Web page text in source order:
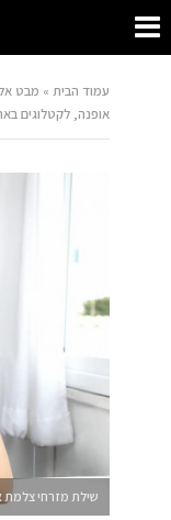
עמוד הבית » מבט
אופנה, לקטלוגים
שילת מזרחי צלמת